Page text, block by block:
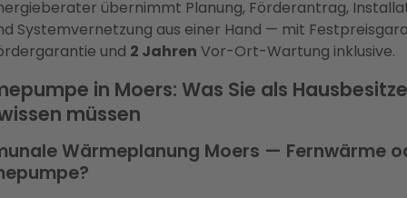
übernimmt Planung, Förderantrag,
Systemvernetzung aus einer Hand — mit
und 2 Jahren Vor-Ort-Wartung inklusive.
in Moers: Was Sie als
müssen
Wärmeplanung Moers — Fernwärme